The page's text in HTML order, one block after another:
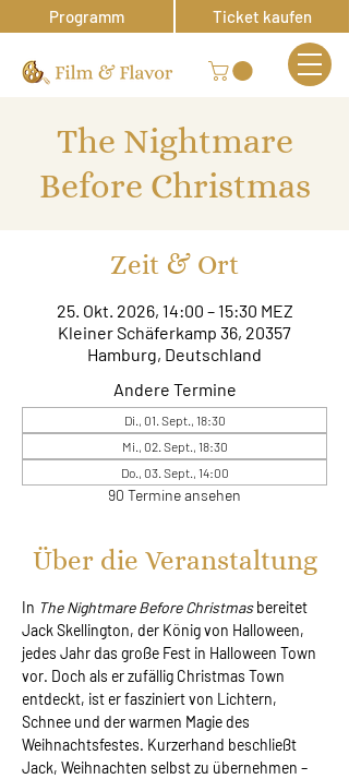
Programm Ticket kaufen
The Nightmare
Before Christmas
Zeit & Ort
25. Okt. 2026, 14:00 – 15:30 MEZ
Kleiner Schäferkamp 36, 20357
Hamburg, Deutschland
Andere Termine
Di., 01. Sept., 18:30
Mi., 02. Sept., 18:30
Do., 03. Sept., 14:00
90 Termine ansehen
Über die Veranstaltung
In The Nightmare Before Christmas bereitet
Jack Skellington, der König von Halloween,
jedes Jahr das große Fest in Halloween Town
vor. Doch als er zufällig Christmas Town
entdeckt, ist er fasziniert von Lichtern,
Schnee und der warmen Magie des
Weihnachtsfestes. Kurzerhand beschließt
Jack, Weihnachten selbst zu übernehmen –